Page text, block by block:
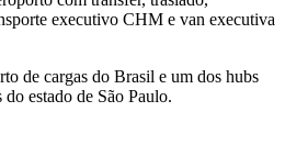
executivo CHM e van executiva
de cargas do Brasil e um dos hubs
estado de São Paulo.